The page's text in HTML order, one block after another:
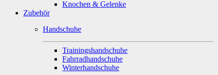
Knochen & Gelenke
Zubehör
Handschuhe
Trainingshandschuhe
Fahrradhandschuhe
Winterhandschuhe